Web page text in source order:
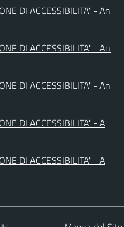
DI ACCESSIBILITA' - An
DI ACCESSIBILITA' - An
DI ACCESSIBILITA' - An
DI ACCESSIBILITA' - A
DI ACCESSIBILITA' - A